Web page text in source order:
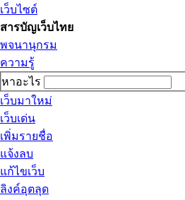
เว็บไซต์
สารบัญเว็บไทย
พจนานุกรม
ความรู้
หาอะไร
เว็บมาใหม่
เว็บเด่น
เพิ่มรายชื่อ
แจ้งลบ
แก้ไขเว็บ
ลิงค์อุตลุด